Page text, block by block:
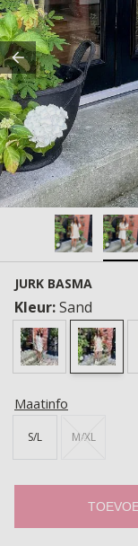
JURK BASMA
Kleur:Sand
Maatinfo
S/L M/XL